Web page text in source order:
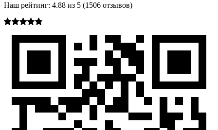
Наш рейтинг: 4.88 из 5 (1506 отзывов)